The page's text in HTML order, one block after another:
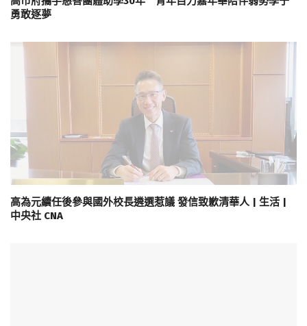
勇敢逐夢
高為元續任後參與國外校長遴選惹議 發信致歉清華人 | 生活 |
中央社 CNA